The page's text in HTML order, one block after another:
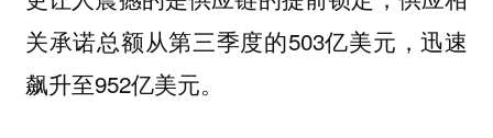
关承诺总额从第三季度的503亿美元，迅速
飙升至952亿美元。